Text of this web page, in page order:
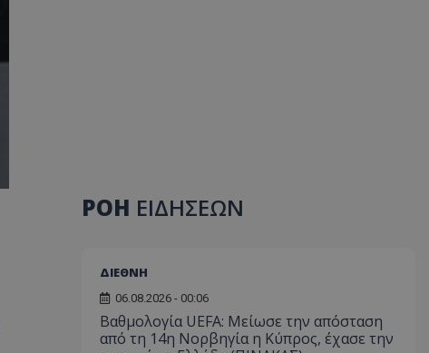
ΡΟΗ ΕΙΔΗΣΕΩΝ
ΔΙΕΘΝΗ
06.08.2026 - 00:06
Βαθμολογία UEFA: Μείωσε την απόσταση
από τη 14η Νορβηγία η Κύπρος, έχασε την